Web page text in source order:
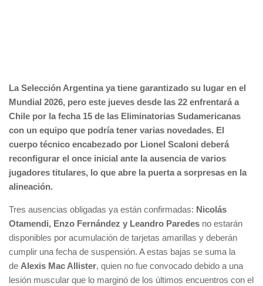
La Selección Argentina ya tiene garantizado su lugar en el
Mundial 2026, pero este jueves desde las 22 enfrentará a
Chile por la fecha 15 de las Eliminatorias Sudamericanas
con un equipo que podría tener varias novedades. El
cuerpo técnico encabezado por Lionel Scaloni deberá
reconfigurar el once inicial ante la ausencia de varios
jugadores titulares, lo que abre la puerta a sorpresas en la
alineación.
Tres ausencias obligadas ya están confirmadas: Nicolás
Otamendi, Enzo Fernández y Leandro Paredes no estarán
disponibles por acumulación de tarjetas amarillas y deberán
cumplir una fecha de suspensión. A estas bajas se suma la
de Alexis Mac Allister, quien no fue convocado debido a una
lesión muscular que lo marginó de los últimos encuentros con el